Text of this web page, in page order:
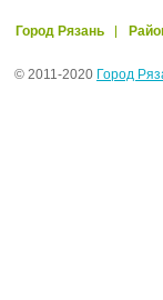
Город Рязань
© 2011-2020 Город